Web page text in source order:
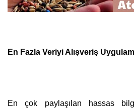
En Fazla Veriyi Alışveriş
En çok paylaşılan hassas